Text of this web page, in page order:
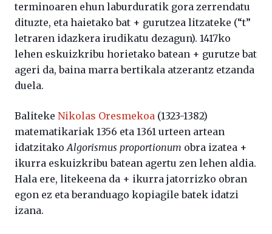
terminoaren ehun laburduratik gora zerrendatu
dituzte, eta haietako bat + gurutzea litzateke (“t”
letraren idazkera irudikatu dezagun). 1417ko
lehen eskuizkribu horietako batean + gurutze bat
ageri da, baina marra bertikala atzerantz etzanda
duela.
Baliteke Nikolas Oresmekoa (1323-1382)
matematikariak 1356 eta 1361 urteen artean
idatzitakoAlgorismus proportionum obra izatea +
ikurra eskuizkribu batean agertu zen lehen aldia.
Hala ere, litekeena da + ikurra jatorrizko obran
egon ez eta beranduago kopiagile batek idatzi
izana.